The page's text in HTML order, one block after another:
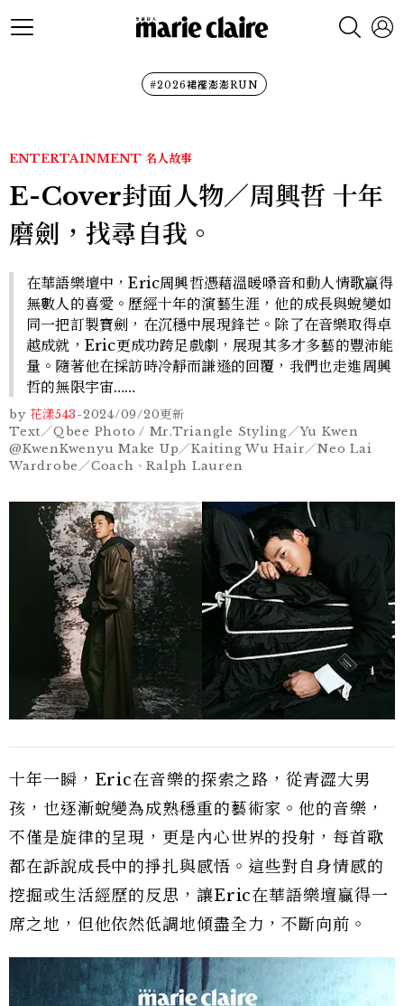
#2026裙襬澎澎RUN
ENTERTAINMENT 名人故事
E-Cover封面人物／周興哲 十年
磨劍，找尋自我。
在華語樂壇中，Eric周興哲憑藉溫暖嗓音和動人情歌贏得
無數人的喜愛。歷經十年的演藝生涯，他的成長與蛻變如
同一把訂製寶劍，在沉穩中展現鋒芒。除了在音樂取得卓
越成就，Eric更成功跨足戲劇，展現其多才多藝的豐沛能
量。隨著他在採訪時冷靜而謙遜的回覆，我們也走進周興
哲的無限宇宙……
by 花漾543-2024/09/20更新
Text／Qbee Photo / Mr.Triangle Styling／Yu Kwen
@KwenKwenyu Make Up／Kaiting Wu Hair／Neo Lai
Wardrobe／Coach、Ralph Lauren
十年一瞬，Eric在音樂的探索之路，從青澀大男
孩，也逐漸蛻變為成熟穩重的藝術家。他的音樂，
不僅是旋律的呈現，更是內心世界的投射，每首歌
都在訴說成長中的掙扎與感悟。這些對自身情感的
挖掘或生活經歷的反思，讓Eric在華語樂壇贏得一
席之地，但他依然低調地傾盡全力，不斷向前。